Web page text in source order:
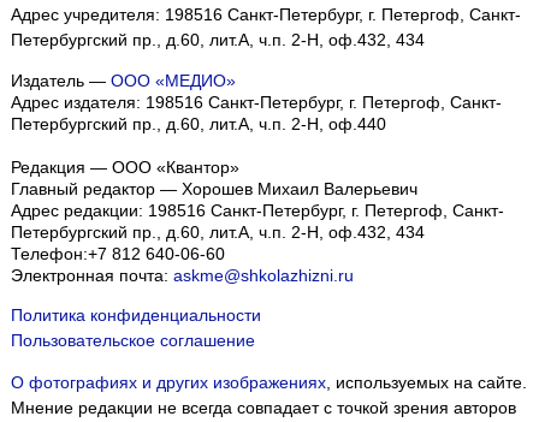
Адрес учредителя: 198516 Санкт-Петербург, г. Петергоф, Санкт-
Петербургский пр., д.60, лит.А, ч.п. 2-Н, оф.432, 434
Издатель — ООО «МЕДИО»
Адрес издателя: 198516 Санкт-Петербург, г. Петергоф, Санкт-
Петербургский пр., д.60, лит.А, ч.п. 2-Н, оф.440
Редакция — ООО «Квантор»
Главный редактор — Хорошев Михаил Валерьевич
Адрес редакции: 198516 Санкт-Петербург, г. Петергоф Санкт-
Петербургский пр., д.60, лит.А, ч.п. 2-Н, оф.432, 434
Телефон:+7 812 640-06-60
Электронная почта: askme@shkolazhizni.ru
Политика конфиденциальности
Пользовательское соглашение
О фотографиях и других изображениях, используемых на сайте.
Мнение редакции не всегда совпадает с точкой зрения авторов